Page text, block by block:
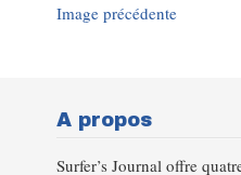
Image précédente
A propos
Surfer’s Journal offre